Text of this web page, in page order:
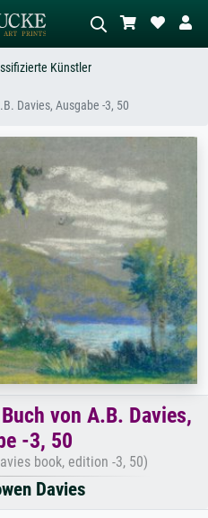
KI-Bildersuche
Ölgemälde, Stehender Akt neben einem
Baum.
Künstler
Davies, Ausgabe -3, 50
von A.B. Davies,
-3, 50
book, edition -3, 50)
Davies